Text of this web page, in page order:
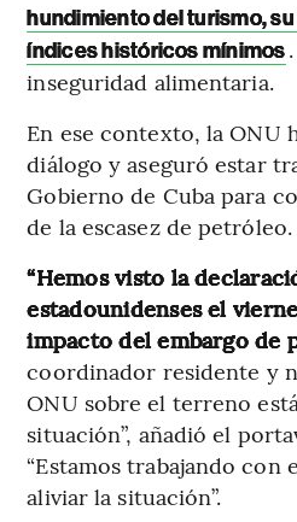
hundimiento del turismo,
índices históricos mínimos
inseguridad alimentaria.
En ese contexto, la ONU
diálogo y aseguró estar
Gobierno de Cuba para
de la escasez de petróleo.
“Hemos visto la
estadounidenses el
impacto del embargo de
coordinador residente y
ONU sobre el terreno
situación”, añadió el
“Estamos trabajando con
aliviar la situación”.